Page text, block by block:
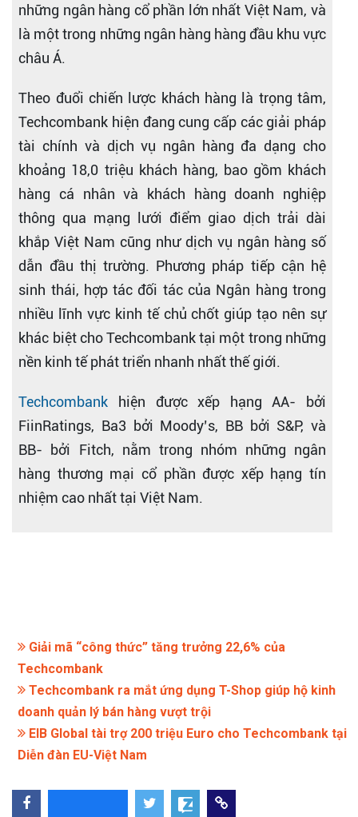
những ngân hàng cổ phần lớn nhất Việt Nam, và
là một trong những ngân hàng hàng đầu khu vực
châu Á.
Theo đuổi chiến lược khách hàng là trọng tâm,
Techcombank hiện đang cung cấp các giải pháp
tài chính và dịch vụ ngân hàng đa dạng cho
khoảng 18,0 triệu khách hàng, bao gồm khách
hàng cá nhân và khách hàng doanh nghiệp
thông qua mạng lưới điểm giao dịch trải dài
khắp Việt Nam cũng như dịch vụ ngân hàng số
dẫn đầu thị trường. Phương pháp tiếp cận hệ
sinh thái, hợp tác đối tác của Ngân hàng trong
nhiều lĩnh vực kinh tế chủ chốt giúp tạo nên sự
khác biệt cho Techcombank tại một trong những
nền kinh tế phát triển nhanh nhất thế giới.
Techcombank hiện được xếp hạng AA- bởi
FiinRatings, Ba3 bởi Moody’s, BB bởi S&P, và
BB- bởi Fitch, nằm trong nhóm những ngân
hàng thương mại cổ phần được xếp hạng tín
nhiệm cao nhất tại Việt Nam.
Giải mã “công thức” tăng trưởng 22,6% của
Techcombank
Techcombank ra mắt ứng dụng T-Shop giúp hộ kinh
doanh quản lý bán hàng vượt trội
EIB Global tài trợ 200 triệu Euro cho Techcombank tại
Diễn đàn EU-Việt Nam